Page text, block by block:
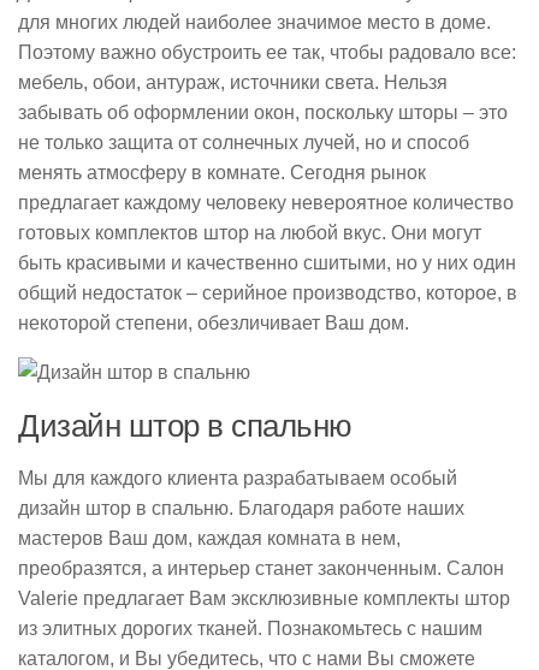
для многих людей наиболее значимое место в доме.
Поэтому важно обустроить ее так, чтобы радовало все:
мебель, обои, антураж, источники света. Нельзя
забывать об оформлении окон, поскольку шторы – это
не только защита от солнечных лучей, но и способ
менять атмосферу в комнате. Сегодня рынок
предлагает каждому человеку невероятное количество
готовых комплектов штор на любой вкус. Они могут
быть красивыми и качественно сшитыми, но у них один
общий недостаток – серийное производство, которое, в
некоторой степени, обезличивает Ваш дом.
Дизайн штор в спальню
Мы для каждого клиента разрабатываем особый
дизайн штор в спальню. Благодаря работе наших
мастеров Ваш дом, каждая комната в нем,
преобразятся, а интерьер станет законченным. Салон
Valerie предлагает Вам эксклюзивные комплекты штор
из элитных дорогих тканей. Познакомьтесь с нашим
каталогом, и Вы убедитесь, что с нами Вы сможете